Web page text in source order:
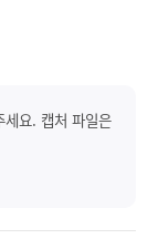
요. 캡처 파일은